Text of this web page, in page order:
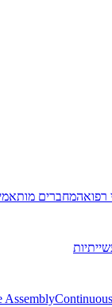
רפואהמחברים
Assembly